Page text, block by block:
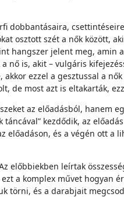
dobbantásaira,
osztott szét a nők között,
hangszer jelent meg, amin
is, akit – vulgáris
ezzel a gesztussal a
de most azt is eltakarták,
az előadásból, hanem
kezdődik, az
előadáson, és a végén ott
előbbiekben leírtak
a komplex művet hogyan
törni, és a darabjait